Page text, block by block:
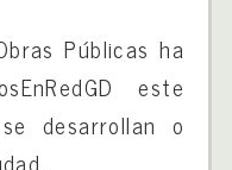
Públicas ha
este
desarrollan o